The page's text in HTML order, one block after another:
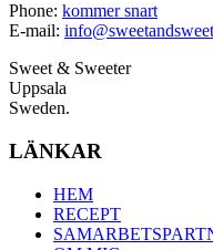
Phone: kommer snart
E-mail:
Sweet & Sweeter
Uppsala
Sweden.
LÄNKAR
HEM
RECEPT